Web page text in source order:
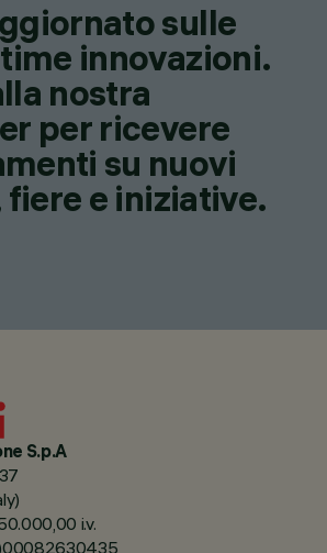
sulle
innovazioni.
nostra
per ricevere
su nuovi
e iniziative.
S.p.A
i.v.